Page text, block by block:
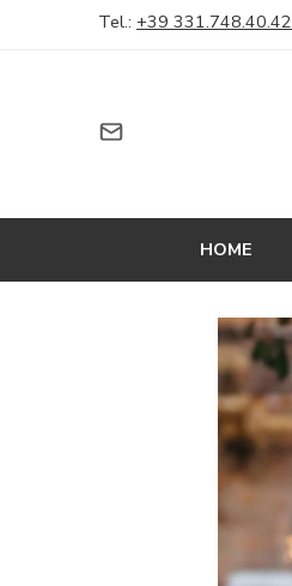
Tel.: +39 331.748.40.42
HOME